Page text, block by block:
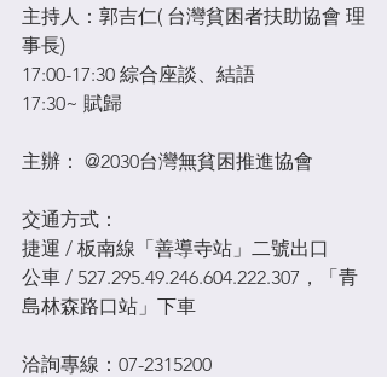
主持人：郭吉仁( 台灣貧困者扶助協會 理
事長)
17:00-17:30 綜合座談、結語
17:30~ 賦歸
主辦： @2030台灣無貧困推進協會
交通方式：
捷運 / 板南線「善導寺站」二號出口
公車 / 527.295.49.246.604.222.307，「青
島林森路口站」下車
洽詢專線：07-2315200